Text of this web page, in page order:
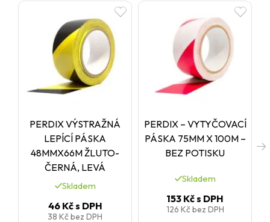
PERDIX VÝSTRAŽNÁ
LEPÍCÍ PÁSKA
48MMX66M ŽLUTO-
ČERNÁ, LEVÁ
Skladem
46 Kčs DPH
38 Kčbez DPH
PERDIX – VYTYČOVACÍ
PÁSKA 75MM X 100M –
BEZ POTISKU
Skladem
153 Kčs DPH
126 Kčbez DPH